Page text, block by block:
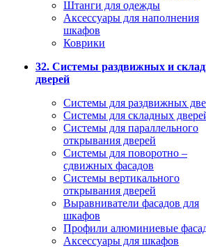
Штанги для одежды
Аксессуары для наполнения
шкафов
Коврики
32. Системы раздвижных и
дверей
Системы для раздвижных
Системы для складных
Системы для параллельного
открывания дверей
Системы для поворотно –
сдвижных фасадов
Системы вертикального
открывания дверей
Выравниватели фасадов для
шкафов
Профили алюминиевые
Аксессуары для шкафов